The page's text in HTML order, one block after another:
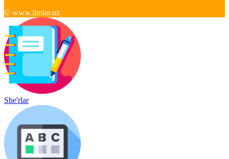
© www.ilmlar.uz
She'rlar